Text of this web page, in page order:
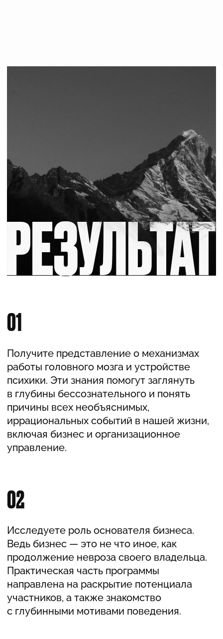
[ТИМОШКИНА АЛИНА АЛЕКСЕЕВНА,
НАУЧНЫЙ РУКОДИТЕЛЬ]
АВТОР
ПРОГРАММЫ
Образование: клинический психолог,
психодинамический коуч, член
международного общества
Специализация: психоанализ бизнеса,
поведенческая экономика
и нейромаркетинг.